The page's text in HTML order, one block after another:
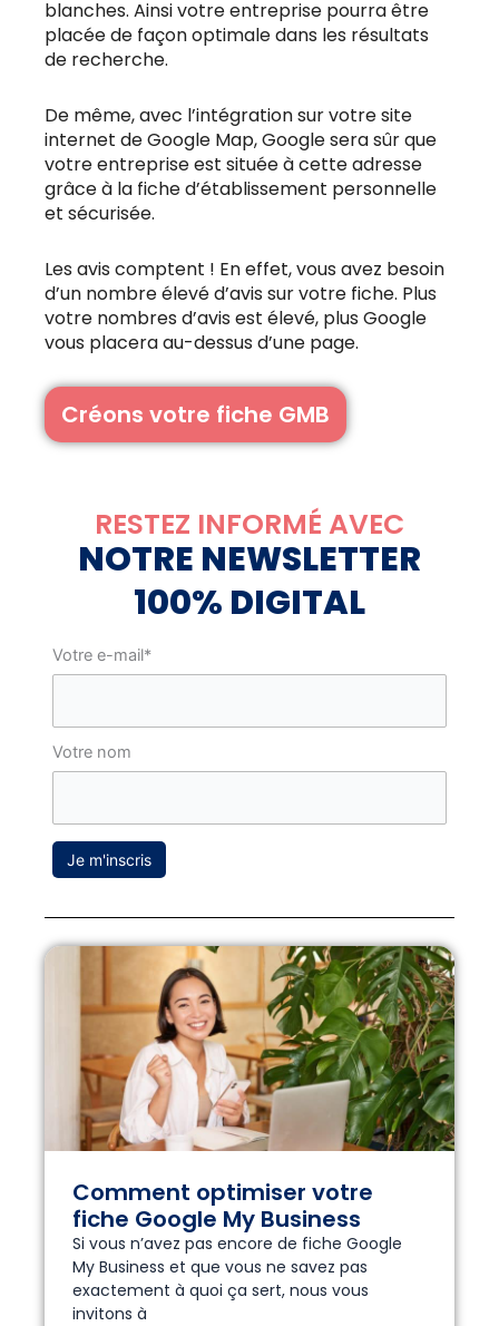
blanches. Ainsi votre entreprise pourra être
placée de façon optimale dans les résultats
de recherche.
De même, avec l’intégration sur votre site
internet de Google Map, Google sera sûr que
votre entreprise est située à cette adresse
grâce à la fiche d’établissement personnelle
et sécurisée.
Les avis comptent ! En effet, vous avez besoin
d’un nombre élevé d’avis sur votre fiche. Plus
votre nombres d’avis est élevé, plus Google
vous placera au-dessus d’une page.
Créons votre fiche GMB
RESTEZ INFORMÉ AVEC
NOTRE NEWSLETTER
100% DIGITAL
Votre e-mail*
Votre nom
Comment optimiser votre
fiche Google My Business
Si vous n’avez pas encore de fiche Google
My Business et que vous ne savez pas
exactement à quoi ça sert, nous vous
invitons à